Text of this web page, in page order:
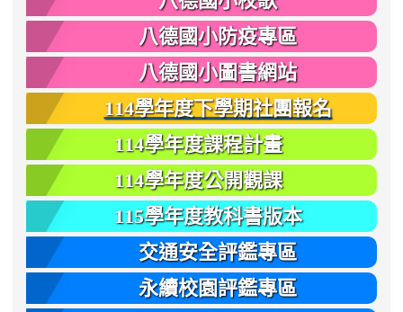
八德國小防疫專區
八德國小圖書網站
114學年度下學期社團報名
114學年度課程計畫
114學年度公開觀課
115學年度教科書版本
交通安全評鑑專區
永續校園評鑑專區